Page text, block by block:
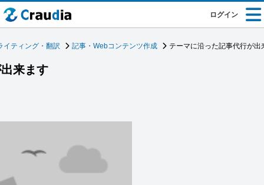
ログイン
イティング・翻訳 記事・Webコンテンツ作成 テーマに沿った記事代行が出
来ます